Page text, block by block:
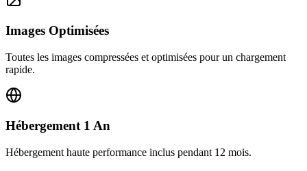
Images Optimisées
Toutes les images compressées et optimisées pour un chargement
rapide.
Hébergement 1 An
Hébergement haute performance inclus pendant 12 mois.